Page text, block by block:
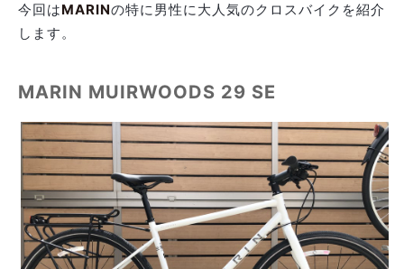
今回はMARINの特に男性に大人気のクロスバイクを紹介
します。
MARIN MUIRWOODS 29 SE